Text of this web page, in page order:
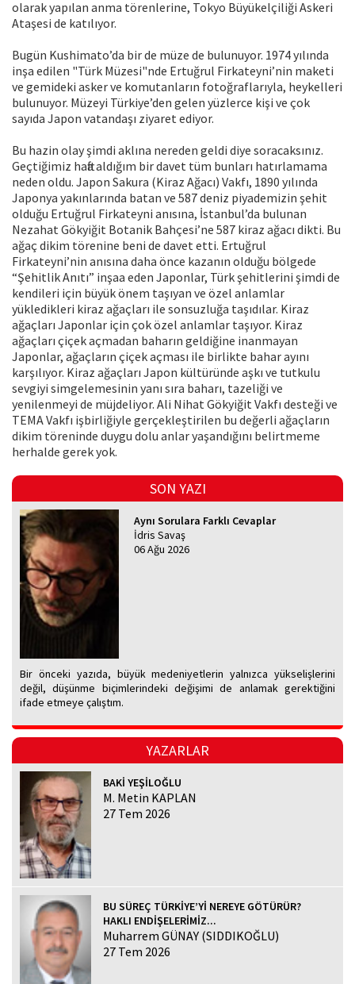
olarak yapılan anma törenlerine, Tokyo Büyükelçiliği Askeri
Ataşesi de katılıyor.
Bugün Kushimato’da bir de müze de bulunuyor. 1974 yılında
inşa edilen "Türk Müzesi"nde Ertuğrul Firkateyni’nin maketi
ve gemideki asker ve komutanların fotoğraflarıyla, heykelleri
bulunuyor. Müzeyi Türkiye’den gelen yüzlerce kişi ve çok
sayıda Japon vatandaşı ziyaret ediyor.
Bu hazin olay şimdi aklına nereden geldi diye soracaksınız.
Geçtiğimiz hafta aldığım bir davet tüm bunları hatırlamama
neden oldu. Japon Sakura (Kiraz Ağacı) Vakfı, 1890 yılında
Japonya yakınlarında batan ve 587 deniz piyademizin şehit
olduğu Ertuğrul Firkateyni anısına, İstanbul’da bulunan
Nezahat Gökyiğit Botanik Bahçesi’ne 587 kiraz ağacı dikti. Bu
ağaç dikim törenine beni de davet etti. Ertuğrul
Firkateyni’nin anısına daha önce kazanın olduğu bölgede
“Şehitlik Anıtı” inşaa eden Japonlar, Türk şehitlerini şimdi de
kendileri için büyük önem taşıyan ve özel anlamlar
yükledikleri kiraz ağaçları ile sonsuzluğa taşıdılar. Kiraz
ağaçları Japonlar için çok özel anlamlar taşıyor. Kiraz
ağaçları çiçek açmadan baharın geldiğine inanmayan
Japonlar, ağaçların çiçek açması ile birlikte bahar ayını
karşılıyor. Kiraz ağaçları Japon kültüründe aşkı ve tutkulu
sevgiyi simgelemesinin yanı sıra baharı, tazeliği ve
yenilenmeyi de müjdeliyor. Ali Nihat Gökyiğit Vakfı desteği ve
TEMA Vakfı işbirliğiyle gerçekleştirilen bu değerli ağaçların
dikim töreninde duygu dolu anlar yaşandığını belirtmeme
herhalde gerek yok.
SON YAZI
Aynı Sorulara Farklı Cevaplar
İdris Savaş
06 Ağu 2026
Bir önceki yazıda, büyük medeniyetlerin yalnızca yükselişlerini
değil, düşünme biçimlerindeki değişimi de anlamak gerektiğini
ifade etmeye çalıştım.
YAZARLAR
BAKİ YEŞİLOĞLU
M. Metin KAPLAN
27 Tem 2026
BU SÜREÇ TÜRKİYE’Yİ NEREYE GÖTÜRÜR?
HAKLI ENDİŞELERİMİZ...
Muharrem GÜNAY (SIDDIKOĞLU)
27 Tem 2026